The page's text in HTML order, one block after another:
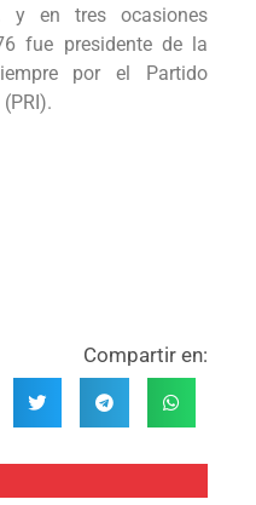
y en tres ocasiones
fue presidente de la
por el Partido
Compartir en: